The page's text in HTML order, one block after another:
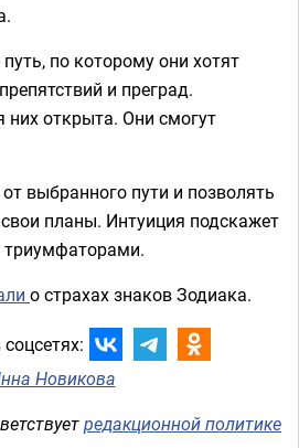
по которому они хотят
и преград.
открыта. Они смогут
выбранного пути и позволять
планы. Интуиция подскажет
триумфаторами.
о страхах знаков Зодиака.
Новикова
редакционной политике